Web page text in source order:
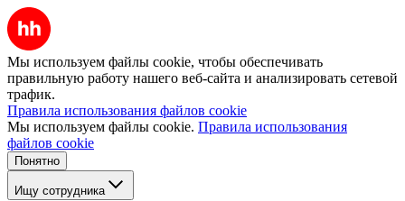
Мы используем файлы cookie, чтобы обеспечивать
правильную работу нашего веб-сайта и анализировать сетевой
трафик.
Правила использования файлов cookie
Мы используем файлы cookie. Правила использования
файлов cookie
Понятно
Ищу сотрудника